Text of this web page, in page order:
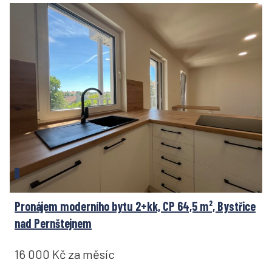
Pronájem moderního bytu 2+kk, CP 64,5 m², Bystřice
nad Pernštejnem
16 000 Kč za měsíc